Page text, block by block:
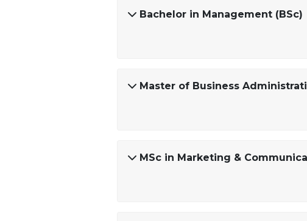
Bachelor in Management (BSc)
Master of Business
MSc in Marketing &